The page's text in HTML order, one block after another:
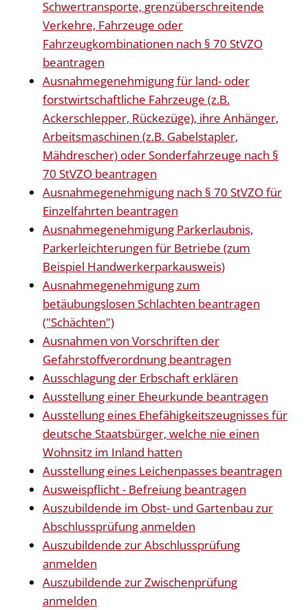
Schwertransporte, grenzüberschreitende
Verkehre, Fahrzeuge oder
Fahrzeugkombinationen nach § 70 StVZO
beantragen
Ausnahmegenehmigung für land- oder
forstwirtschaftliche Fahrzeuge (z.B.
Ackerschlepper, Rückezüge), ihre Anhänger,
Arbeitsmaschinen (z.B. Gabelstapler,
Mähdrescher) oder Sonderfahrzeuge nach §
70 StVZO beantragen
Ausnahmegenehmigung nach § 70 StVZO für
Einzelfahrten beantragen
Ausnahmegenehmigung Parkerlaubnis,
Parkerleichterungen für Betriebe (zum
Beispiel Handwerkerparkausweis)
Ausnahmegenehmigung zum
betäubungslosen Schlachten beantragen
("Schächten")
Ausnahmen von Vorschriften der
Gefahrstoffverordnung beantragen
Ausschlagung der Erbschaft erklären
Ausstellung einer Eheurkunde beantragen
Ausstellung eines Ehefähigkeitszeugnisses für
deutsche Staatsbürger, welche nie einen
Wohnsitz im Inland hatten
Ausstellung eines Leichenpasses beantragen
Ausweispflicht - Befreiung beantragen
Auszubildende im Obst- und Gartenbau zur
Abschlussprüfung anmelden
Auszubildende zur Abschlussprüfung
anmelden
Auszubildende zur Zwischenprüfung
anmelden